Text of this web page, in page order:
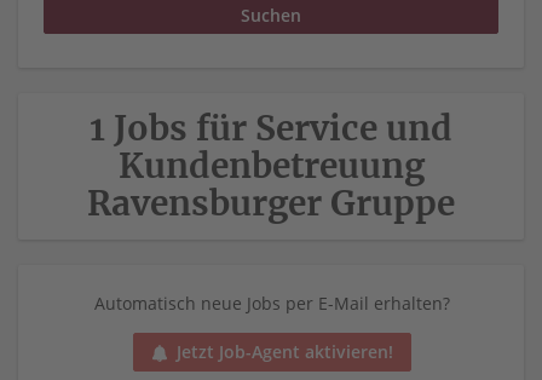
1 Jobs für Service und
Kundenbetreuung
Ravensburger Gruppe
Automatisch neue Jobs per E-Mail erhalten?
Jetzt Job-Agent aktivieren!